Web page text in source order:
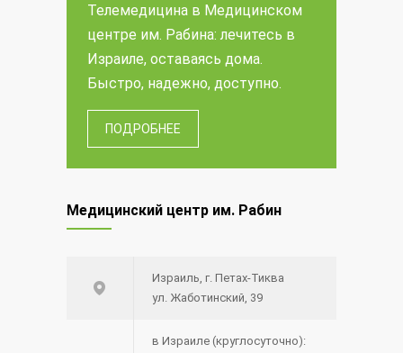
Телемедицина в Медицинском
центре им. Рабина: лечитесь в
Израиле, оставаясь дома.
Быстро, надежно, доступно.
ПОДРОБНЕЕ
Медицинский центр им. Рабин
Израиль, г. Петах-Тиква
ул. Жаботинский, 39
в Израиле (круглосуточно):